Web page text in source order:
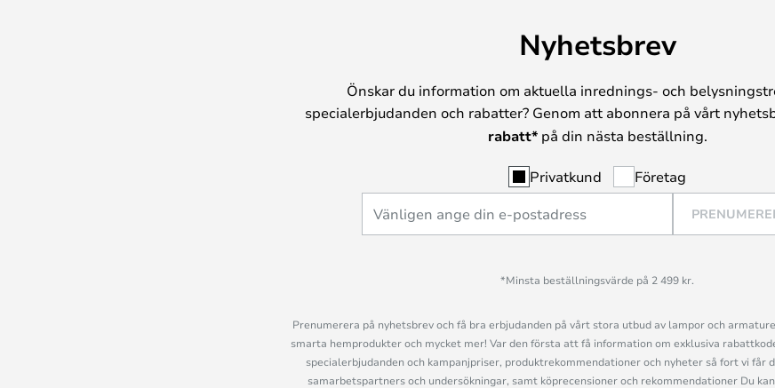
Nyhetsbrev
Önskar du information om aktuella inrednings- och
specialerbjudanden och rabatter? Genom att abonnera på vårt
rabatt*på din nästa beställning.
Privatkund Företag
*Minsta beställningsvärde på 2 499 kr.
Prenumerera på nyhetsbrev och få bra erbjudanden på vårt stora utbud av lampor och
smarta hemprodukter och mycket mer! Var den första att få information om exklusiva
specialerbjudanden och kampanjpriser, produktrekommendationer och nyheter så fort vi får
samarbetspartners och undersökningar, samt köprecensioner och rekommendationer Du